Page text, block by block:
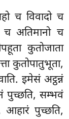
च विवादो च
च अतिमानो च
कुतोजाता
कुतोपातुभूता,
इमेसं अट्ठन्नं
पुच्छति, सम्भवं
आहारं पुच्छति,